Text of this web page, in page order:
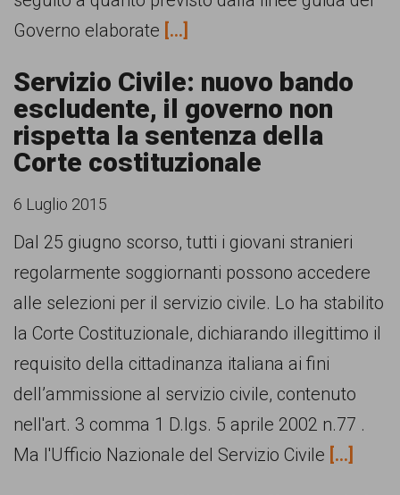
Governo elaborate [...]
Servizio Civile: nuovo bando
escludente, il governo non
rispetta la sentenza della
Corte costituzionale
6 Luglio 2015
Dal 25 giugno scorso, tutti i giovani stranieri
regolarmente soggiornanti possono accedere
alle selezioni per il servizio civile. Lo ha stabilito
la Corte Costituzionale, dichiarando illegittimo il
requisito della cittadinanza italiana ai fini
dell’ammissione al servizio civile, contenuto
nell'art. 3 comma 1 D.lgs. 5 aprile 2002 n.77 .
Ma l'Ufficio Nazionale del Servizio Civile [...]